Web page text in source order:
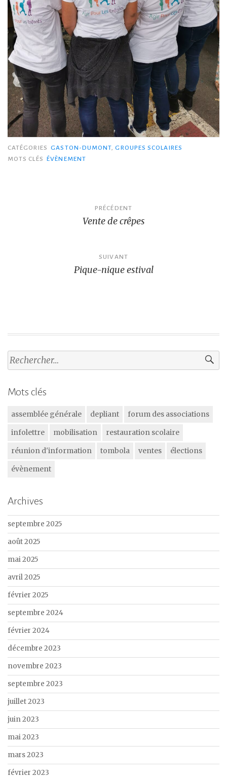
CATÉGORIES GASTON-DUMONT ,GROUPES SCOLAIRES
MOTS CLÉS ÉVÈNEMENT
PRÉCÉDENT
Vente de crêpes
SUIVANT
Pique-nique estival
Rechercher :
Mots clés
assemblée générale depliant
forum des associations
infolettre
mobilisation
restauration scolaire
réunion d'information
tombola ventes
élections
évènement
Archives
septembre 2025
août 2025
mai 2025
avril 2025
février 2025
septembre 2024
février 2024
décembre 2023
novembre 2023
septembre 2023
juillet 2023
juin 2023
mai 2023
mars 2023
février 2023